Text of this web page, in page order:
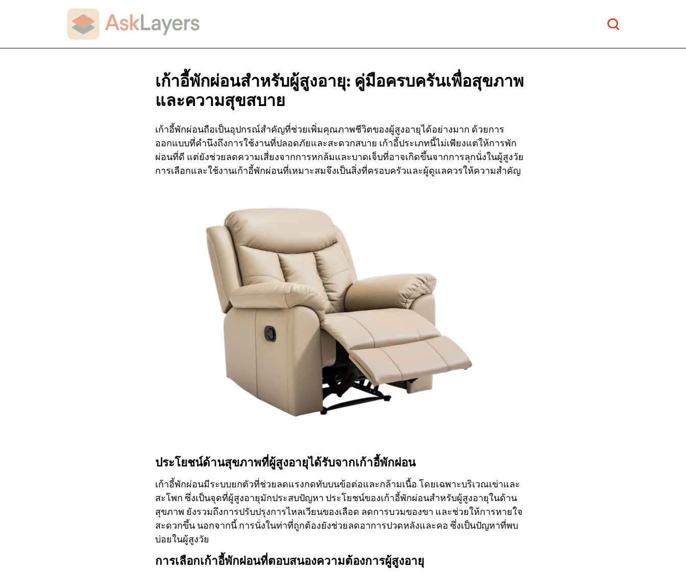
เก้าอี้พักผ่อนสำหรับผู้สูงอายุ: คู่มือครบครันเพื่อสุขภาพ
และความสุขสบาย
เก้าอี้พักผ่อนถือเป็นอุปกรณ์สำคัญที่ช่วยเพิ่มคุณภาพชีวิตของผู้สูงอายุได้อย่างมาก ด้วยการ
ออกแบบที่คำนึงถึงการใช้งานที่ปลอดภัยและสะดวกสบาย เก้าอี้ประเภทนี้ไม่เพียงแต่ให้การพัก
ผ่อนที่ดี แต่ยังช่วยลดความเสี่ยงจากการหกล้มและบาดเจ็บที่อาจเกิดขึ้นจากการลุกนั่งในผู้สูงวัย
การเลือกและใช้งานเก้าอี้พักผ่อนที่เหมาะสมจึงเป็นสิ่งที่ครอบครัวและผู้ดูแลควรให้ความสำคัญ
ประโยชน์ด้านสุขภาพที่ผู้สูงอายุได้รับจากเก้าอี้พักผ่อน
เก้าอี้พักผ่อนมีระบบยกตัวที่ช่วยลดแรงกดทับบนข้อต่อและกล้ามเนื้อ โดยเฉพาะบริเวณเข่าและ
สะโพก ซึ่งเป็นจุดที่ผู้สูงอายุมักประสบปัญหา ประโยชน์ของเก้าอี้พักผ่อนสำหรับผู้สูงอายุในด้าน
สุขภาพ ยังรวมถึงการปรับปรุงการไหลเวียนของเลือด ลดการบวมของขา และช่วยให้การหายใจ
สะดวกขึ้น นอกจากนี้ การนั่งในท่าที่ถูกต้องยังช่วยลดอาการปวดหลังและคอ ซึ่งเป็นปัญหาที่พบ
บ่อยในผู้สูงวัย
การเลือกเก้าอี้พักผ่อนที่ตอบสนองความต้องการผู้สูงอายุ